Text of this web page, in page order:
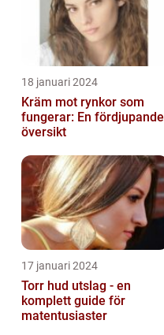
18 januari 2024
Kräm mot rynkor som
fungerar: En fördjupande
översikt
17 januari 2024
Torr hud utslag - en
komplett guide för
matentusiaster